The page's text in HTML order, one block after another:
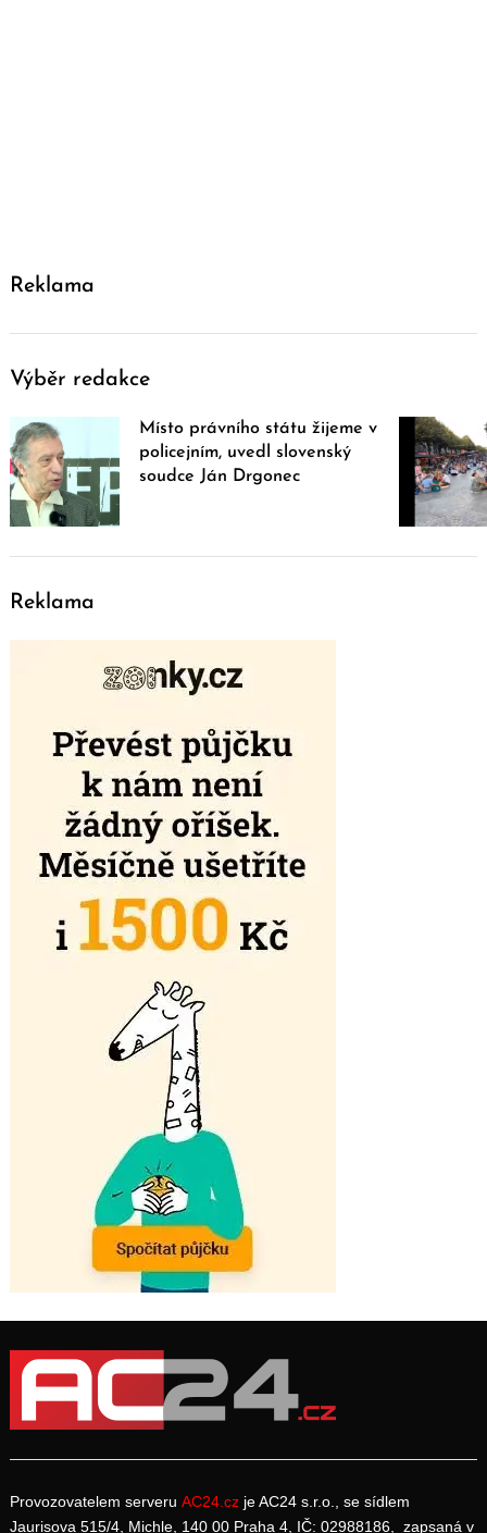
Reklama
Výběr redakce
Místo právního státu žijeme v
policejním, uvedl slovenský
soudce Ján Drgonec
Reklama
Provozovatelem serveru AC24.cz je AC24 s.r.o., se sídlem
Jaurisova 515/4, Michle, 140 00 Praha 4, IČ: 02988186, zapsaná v